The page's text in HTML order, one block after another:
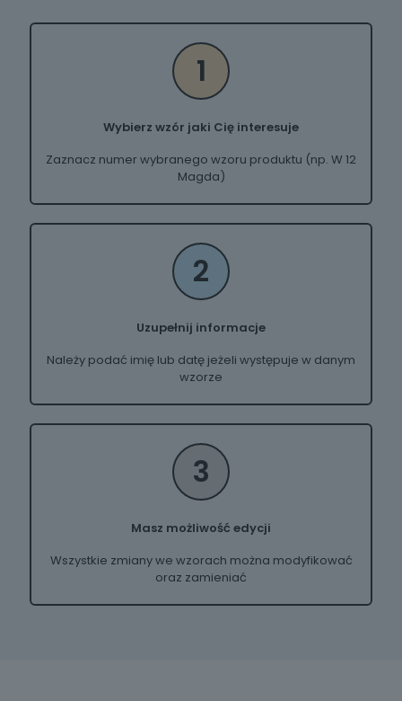
1
Wybierz wzór jaki Cię interesuje
Zaznacz numer wybranego wzoru produktu (np. W 12
Magda)
2
Uzupełnij informacje
Należy podać imię lub datę jeżeli występuje w danym
wzorze
3
Masz możliwość edycji
Wszystkie zmiany we wzorach można modyfikować
oraz zamieniać